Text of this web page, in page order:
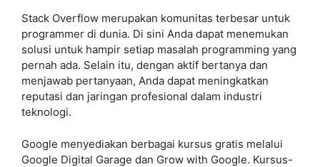
Stack Overflow merupakan komunitas terbesar untuk
programmer di dunia. Di sini Anda dapat menemukan
solusi untuk hampir setiap masalah programming yang
pernah ada. Selain itu, dengan aktif bertanya dan
menjawab pertanyaan, Anda dapat meningkatkan
reputasi dan jaringan profesional dalam industri
teknologi.
Google menyediakan berbagai kursus gratis melalui
Google Digital Garage dan Grow with Google. Kursus-